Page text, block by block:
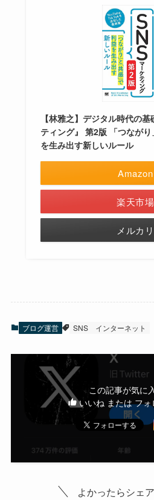
【林雅之】デジタル時代の
ティング』 第2版 「つなが
を生み出す新しいルール
Amazon
楽天市場
メルカリ
ブログ運営 SNS インターネット
この記事が気に
いいね または フォ
よかったらシェ